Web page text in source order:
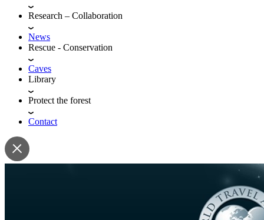
Research – Collaboration
News
Rescue - Conservation
Caves
Library
Protect the forest
Contact